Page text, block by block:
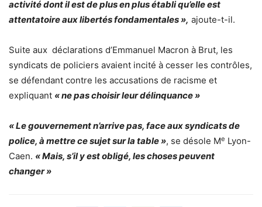
activité dont il est de plus en plus établi qu’elle est
attentatoire aux libertés fondamentales », ajoute-t-il.
Suite aux déclarations d’Emmanuel Macron à Brut, les
syndicats de policiers avaient incité à cesser les contrôles,
se défendant contre les accusations de racisme et
expliquant « ne pas choisir leur délinquance »
« Le gouvernement n’arrive pas, face aux syndicats de
police, à mettre ce sujet sur la table », se désole Me Lyon-
Caen. « Mais, s’il y est obligé, les choses peuvent
changer »